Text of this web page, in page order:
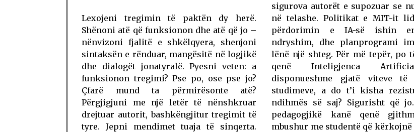
Lexojeni tregimin të paktën dy herë.
Shënoni atë që funksionon dhe atë që jo –
nënvizoni fjalitë e shkëlqyera, shenjoni
sintaksën e rënduar, mangësitë në logjikë
dhe dialogët jonatyralë. Pyesni veten: a
funksionon tregimi? Pse po, ose pse jo?
Çfarë mund ta përmirësonte atë?
Përgjigjuni me një letër të nënshkruar
drejtuar autorit, bashkëngjitur tregimit të
tyre. Jepni mendimet tuaja të sinqerta.
sigurova autorët e supozuar se
në telashe. Politikat e MIT-it
përdorimin e IA-së ishin
ndryshim, dhe planprogrami
lënë një shteg. Për më tepër, po
qenë Inteligjenca
disponueshme gjatë viteve
studimeve, a do t’i kisha
ndihmës së saj? Sigurisht që
pedagogjikë kanë qenë
mbushur me studentë që kërkojnë